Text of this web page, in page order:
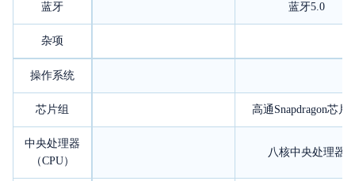
蓝牙 蓝牙5.0
杂项
操作系统
芯片组 高通Snapdragon芯片
中央处理器
（CPU）
八核中央处理器